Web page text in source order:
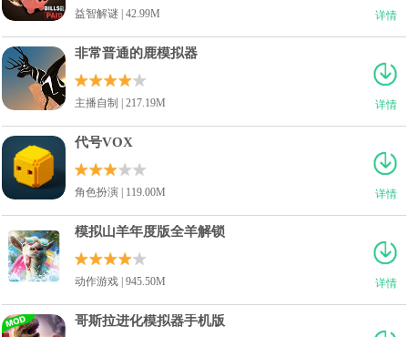
详情
益智解谜 | 42.99M
详情
非常普通的鹿模拟器
主播自制 | 217.19M
详情
代号VOX
角色扮演 | 119.00M
详情
模拟山羊年度版全羊解锁
动作游戏 | 945.50M
哥斯拉进化模拟器手机版